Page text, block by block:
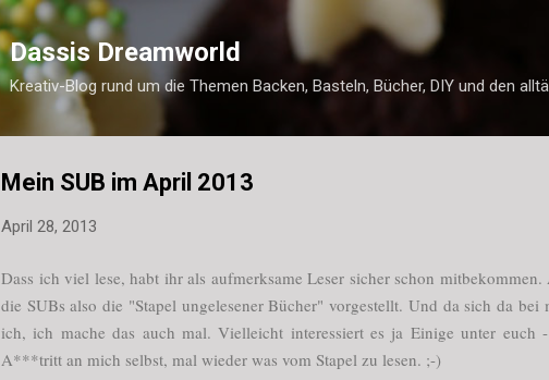
Direkt zum Hauptbereich
Dassis Dreamworld
Kreativ-Blog rund um die Themen Backen, Basteln, Bücher, DIY und den
Mein SUB im April 2013
April 28, 2013
Dass ich viel lese, habt ihr als aufmerksame Leser sicher schon
die SUBs also die "Stapel ungelesener Bücher" vorgestellt. Und da sich da
ich, ich mache das auch mal. Vielleicht interessiert es ja Einige unter
A***tritt an mich selbst, mal wieder was vom Stapel zu lesen. ;-)